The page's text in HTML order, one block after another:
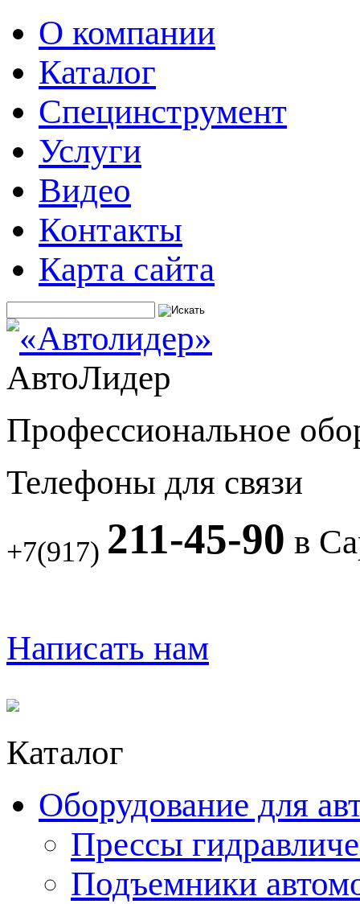
О компании
Каталог
Специнструмент
Услуги
Видео
Контакты
Карта сайта
АвтоЛидер
Профессиональное
Телефоны для связи
+7(917) 211-45-90 в
Написать нам
Каталог
Оборудование для
Прессы
Подъемники